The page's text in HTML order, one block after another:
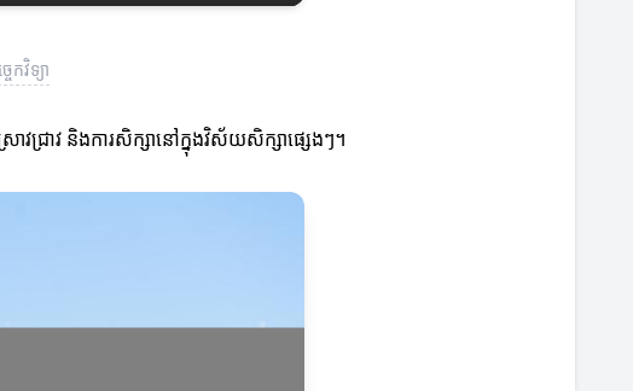
វិទ្យា
ាវជ្រាវ និងការសិក្សានៅក្នុងវិស័យសិក្សាផ្សេងៗ។